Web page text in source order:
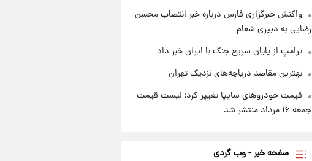
واکنش خبرگزاری فارس درباره خبر انتصاب محسن
رضایی به دبیری شعام
ترامپ از پایان سریع جنگ با ایران خبر داد
بهترین مقاصد دریاچه‌های نزدیک تهران
قیمت خودروهای سایپا تغییر کرد؛ لیست قیمت
جمعه ۱۶ مرداد منتشر شد
صفحه خبر - وب گردی